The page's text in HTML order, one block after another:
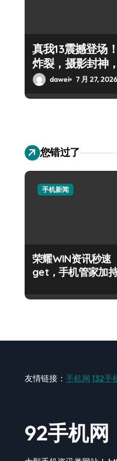
真我13震撼登场
炸裂，摄影封神
党狂欢！
dawei 7 月 27, 2026
您错过了
手机新闻
荣耀WIN资讯秒速
get，手机管家加
友情链接： 手机网 132手
92手机网